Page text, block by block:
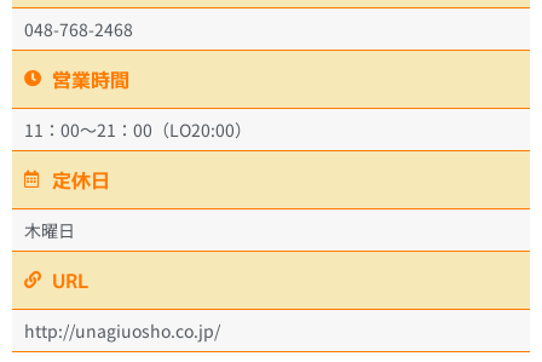
048-768-2468
営業時間
11：00～21：00（LO20:00）
定休日
木曜日
URL
http://unagiuosho.co.jp/